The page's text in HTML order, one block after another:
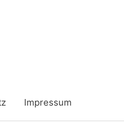
Impressum